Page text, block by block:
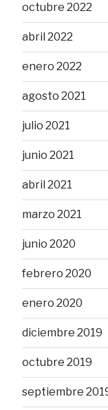
octubre 2022
abril 2022
enero 2022
agosto 2021
julio 2021
junio 2021
abril 2021
marzo 2021
junio 2020
febrero 2020
enero 2020
diciembre 2019
octubre 2019
septiembre